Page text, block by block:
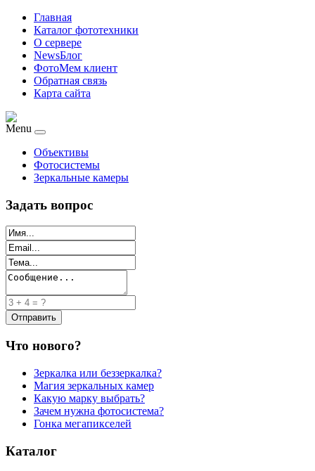
Главная
Каталог фототехники
О сервере
NewsБлог
ФотоМем клиент
Обратная связь
Карта сайта
Menu
Объективы
Фотосистемы
Зеркальные камеры
Задать вопрос
Что нового?
Зеркалка или беззеркалка?
Магия зеркальных камер
Какую марку выбрать?
Зачем нужна фотосистема?
Гонка мегапикселей
Каталог